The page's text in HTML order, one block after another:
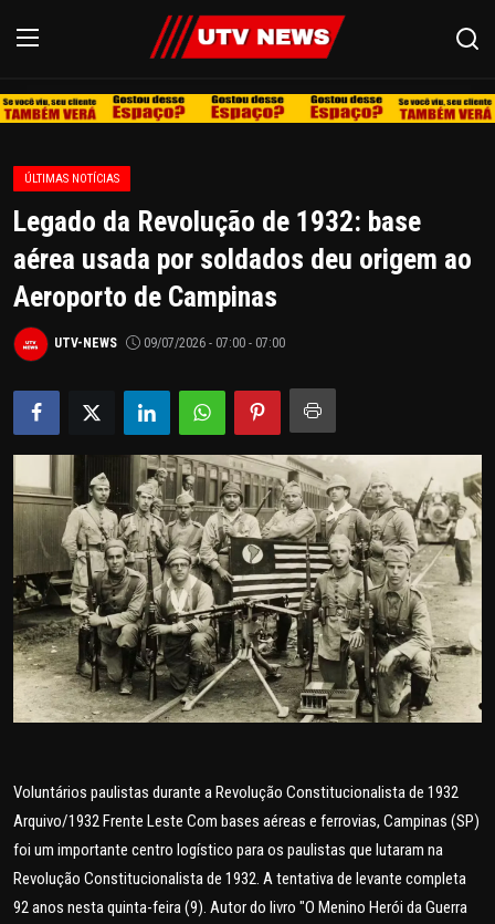
PIRACICABA
LIMEIRA
ESPIRITO SANTO
REGIÃO
AGRO
EDUCAÇÃO
POLICIAL
POLÍTICA
SAÚDE
ESPORTES
AO VIVO
FALE CONOSCO
ÚLTIMAS NOTÍCIAS
Legado da Revolução de 1932: base
aérea usada por soldados deu origem ao
Aeroporto de Campinas
UTV-NEWS 09/07/2026 - 07:00 - 07:00
Voluntários paulistas durante a Revolução Constitucionalista de 1932
Arquivo/1932 Frente Leste Com bases aéreas e ferrovias, Campinas (SP)
foi um importante centro logístico para os paulistas que lutaram na
Revolução Constitucionalista de 1932. A tentativa de levante completa
92 anos nesta quinta-feira (9). Autor do livro "O Menino Herói da Guerra